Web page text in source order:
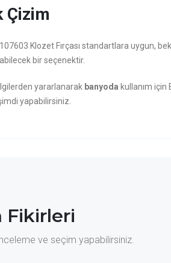
Çizim
Klozet Fırçası standartlara uygun,
bir seçenektir.
yararlanarak banyoda kullanım
yapabilirsiniz.
Fikirleri
ve seçim yapabilirsiniz.